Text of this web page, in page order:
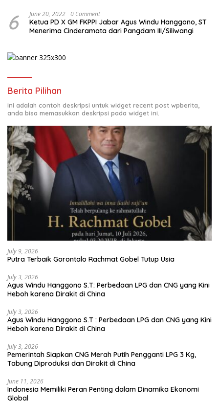
6 June 20, 2022 0 Comment
Ketua PD X GM FKPPI Jabar Agus Windu Hanggono, ST
Menerima Cinderamata dari Pangdam III/Siliwangi
Berita Pilihan
Ini adalah contoh deskripsi untuk widget recent post wpberita,
anda bisa memasukkan deskripsi pada widget ini.
July 9, 2026
Putra Terbaik Gorontalo Rachmat Gobel Tutup Usia
July 3, 2026
Agus Windu Hanggono S.T: Perbedaan LPG dan CNG yang Kini
Heboh karena Dirakit di China
July 3, 2026
Agus Windu Hanggono S.T : Perbedaan LPG dan CNG yang Kini
Heboh karena Dirakit di China
July 3, 2026
Pemerintah Siapkan CNG Merah Putih Pengganti LPG 3 Kg,
Tabung Diproduksi dan Dirakit di China
June 11, 2026
Indonesia Memiliki Peran Penting dalam Dinamika Ekonomi
Global